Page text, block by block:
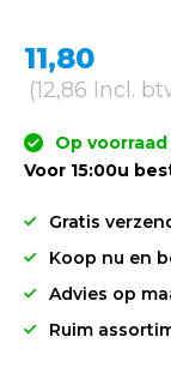
11,80
(12,86 Incl.
Op voorraad
Voor 15:00u
Gratis
Koop nu en
Advies op
Ruim